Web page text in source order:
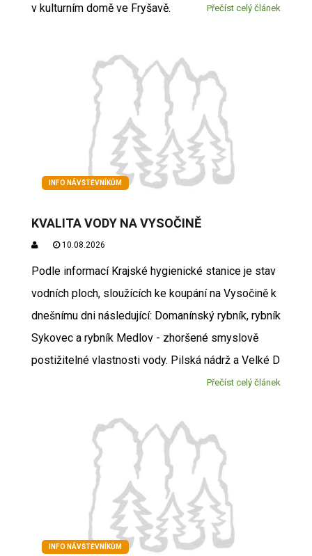
v kulturním domě ve Fryšavě.
Přečíst celý článek
INFO NÁVŠTĚVNÍKŮM
KVALITA VODY NA VYSOČINĚ
10.08.2026
Podle informací Krajské hygienické stanice je stav
vodních ploch, sloužících ke koupání na Vysočině k
dnešnímu dni následující: Domanínský rybník, rybník
Sykovec a rybník Medlov - zhoršené smyslově
postižitelné vlastnosti vody. Pilská nádrž a Velké D
Přečíst celý článek
INFO NÁVŠTĚVNÍKŮM